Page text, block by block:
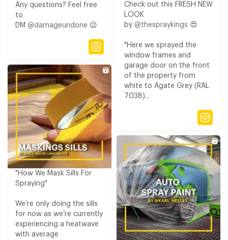
Any questions? Feel free
to
DM @damageundone 😉
"How We Mask Sills For
Spraying​"
We’re only doing the sills
for now as we’re currently
experiencing a heatwave
with average
Check out this FRESH NEW
LOOK
by @thespraykings 😍​
"Here we sprayed the
window frames and
garage door on the front
of the property from
white to Agate Grey (RAL
7038)...